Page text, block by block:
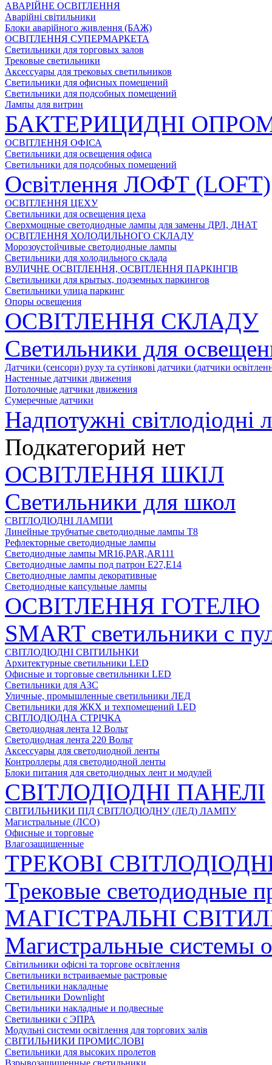
АВАРІЙНЕ ОСВІТЛЕННЯ
Аварійні світильники
Блоки аварійного живлення (БАЖ)
ОСВІТЛЕННЯ СУПЕРМАРКЕТА
Светильники для торговых залов
Трековые светильники
Аксессуары для трековых светильников
Светильники для офисных помещений
Светильники для подсобных помещений
Лампы для витрин
БАКТЕРИЦИДНІ
ОСВІТЛЕННЯ ОФІСА
Светильники для освещения офиса
Светильники для подсобных помещений
Освітлення ЛОФТ (LOFT)
ОСВІТЛЕННЯ ЦЕХУ
Светильники для освещения цеха
Сверхмощные светодиодные лампы для замены ДРЛ, ДНАТ
ОСВІТЛЕННЯ ХОЛОДИЛЬНОГО СКЛАДУ
Морозоустойчивые светодиодные лампы
Светильники для холодильного склада
ВУЛИЧНЕ ОСВІТЛЕННЯ, ОСВІТЛЕННЯ ПАРКІНГІВ
Светильники для крытых, подземных паркингов
Светильники улица паркинг
Опоры освещения
ОСВІТЛЕННЯ СКЛАДУ
Светильники для
Датчики (сенсори) руху та сутінкові датчики (датчики
Настенные датчики движения
Потолочные датчики движения
Сумеречные датчики
Надпотужні світлодіодні
Подкатегорий нет
ОСВІТЛЕННЯ ШКІЛ
Светильники для школ
СВІТЛОДІОДНІ ЛАМПИ
Линейные трубчатые светодиодные лампы Т8
Рефлекторные светодиодные лампы
Светодиодные лампы MR16,PAR,AR111
Светодиодные лампы под патрон Е27,Е14
Светодиодные лампы декоративные
Светодиодные капсульные лампы
ОСВІТЛЕННЯ ГОТЕЛЮ
SMART светильники с
СВІТЛОДІОДНІ СВІТИЛЬНКИ
Архитектурные светильники LED
Офисные и торговые светильники LED
Светильники для АЗС
Уличные, промышленные светильники ЛЕД
Светильники для ЖКХ и техпомещений LED
СВІТЛОДІОДНА СТРІЧКА
Светодиодная лента 12 Вольт
Светодиодная лента 220 Вольт
Аксессуары для светодиодной ленты
Контроллеры для светодиодной ленты
Блоки питания для светодиодных лент и модулей
СВІТЛОДІОДНІ ПАНЕЛІ
СВІТИЛЬНИКИ ПІД СВІТЛОДІОДНУ (ЛЕД) ЛАМПУ
Магистральные (ЛСО)
Офисные и торговые
Влагозащищенные
ТРЕКОВІ
Трековые светодиодные
МАГІСТРАЛЬНІ
Магистральные системы
Світильники офісні та торгове освітлення
Светильники встраиваемые растровые
Светильники накладные
Светильники Downlight
Светильники накладные и подвесные
Светильники с ЭПРА
Модульні системи освітлення для торгових залів
СВІТИЛЬНИКИ ПРОМИСЛОВІ
Светильники для высоких пролетов